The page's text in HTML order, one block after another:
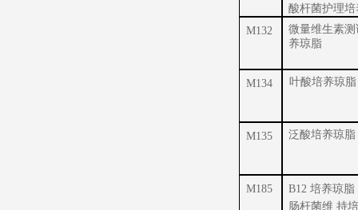
酸杆菌护理
M132
微量维生素测
养琼脂
M134 叶酸培养琼脂
M135 泛酸培养琼脂
M185
B12 培养琼脂
肠杆菌维 持